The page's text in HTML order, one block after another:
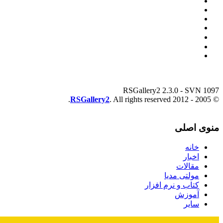
RSGallery2 2.3.0 - SVN 1097
© 2005 - 2012
RSGallery2. All rights reserved.
منوی اصلی
خانه
اخبار
مقالات
مولتی مدیا
کتاب و نرم افزار
آموزش
سایر